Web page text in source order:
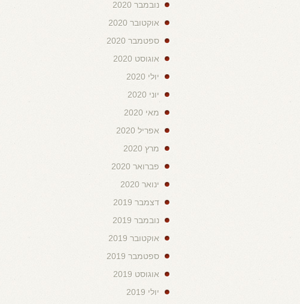
נובמבר 2020
אוקטובר 2020
ספטמבר 2020
אוגוסט 2020
יולי 2020
יוני 2020
מאי 2020
אפריל 2020
מרץ 2020
פברואר 2020
ינואר 2020
דצמבר 2019
נובמבר 2019
אוקטובר 2019
ספטמבר 2019
אוגוסט 2019
יולי 2019